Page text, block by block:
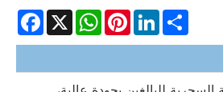
X
WhatsAppPinterestLinkedIn Share